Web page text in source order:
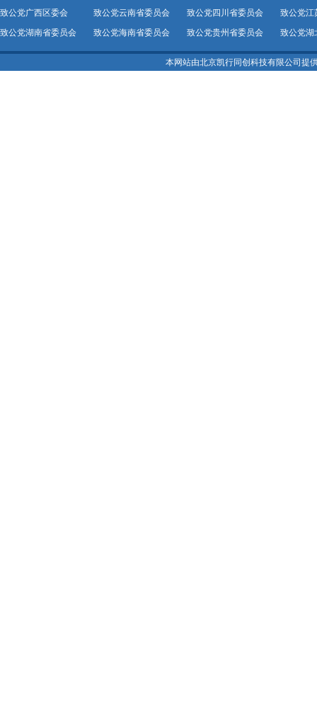
致公党广西区委会 致公党云南省委员会 致公党四川省委员会
致公党江
致公党湖南省委员会
致公党海南省委员会 致公党贵州省委员会 致公党湖
本网站由北京凯行同创科技有限公司提